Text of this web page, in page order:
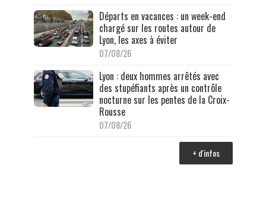
Départs en vacances : un week-end
chargé sur les routes autour de
Lyon, les axes à éviter
07/08/26
Lyon : deux hommes arrêtés avec
des stupéfiants après un contrôle
nocturne sur les pentes de la Croix-
Rousse
07/08/26
+ d'infos